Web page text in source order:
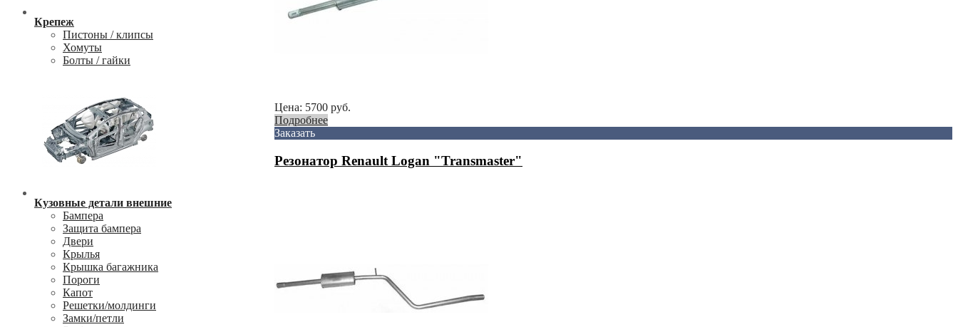
Крепеж
Пистоны / клипсы
Хомуты
Болты / гайки
Кузовные детали внешние
Бампера
Защита бампера
Двери
Крылья
Крышка багажника
Пороги
Капот
Решетки/молдинги
Замки/петли
Цена: 5700 руб.
Подробнее
Заказать
Резонатор Renault Logan "Transmaster"